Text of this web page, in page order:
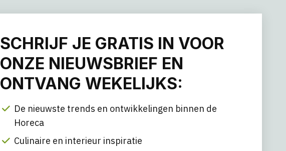
SCHRIJF JE GRATIS IN VOOR
ONZE NIEUWSBRIEF EN
ONTVANG WEKELIJKS:
De nieuwste trends en ontwikkelingen binnen de
Horeca
Culinaire en interieur inspiratie